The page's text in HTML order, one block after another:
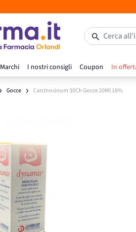
Marchi I nostri consigli Coupon In
Cerca
Gocce Carcinosinum 30Ch Gocce 20Ml 18%